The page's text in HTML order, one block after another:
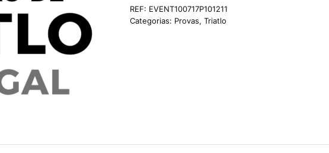
REF: EVENT100717P101211
Categorias: Provas, Triatlo